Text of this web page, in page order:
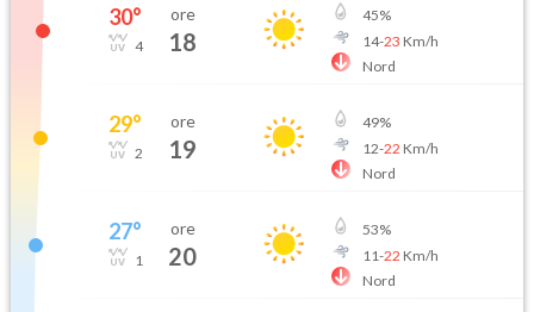
30°
4
ore
18
45%
14-23 Km/h
Nord
29°
2
ore
19
49%
12-22 Km/h
Nord
27°
1
ore
20
53%
11-22 Km/h
Nord